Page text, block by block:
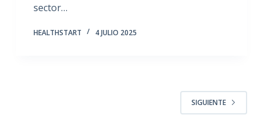
sector…
HEALTHSTART 4 JULIO 2025
SIGUIENTE